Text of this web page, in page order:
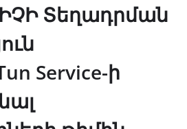
Տեղադրման
Service-ի